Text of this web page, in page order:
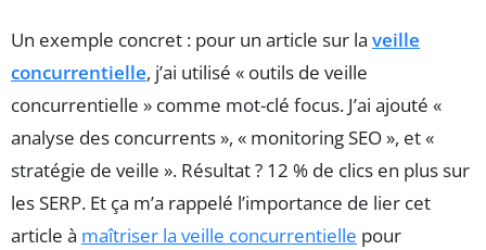
Un exemple concret : pour un article sur la veille
concurrentielle, j’ai utilisé « outils de veille
concurrentielle » comme mot-clé focus. J’ai ajouté «
analyse des concurrents », « monitoring SEO », et «
stratégie de veille ». Résultat ? 12 % de clics en plus sur
les SERP. Et ça m’a rappelé l’importance de lier cet
article à maîtriser la veille concurrentielle pour